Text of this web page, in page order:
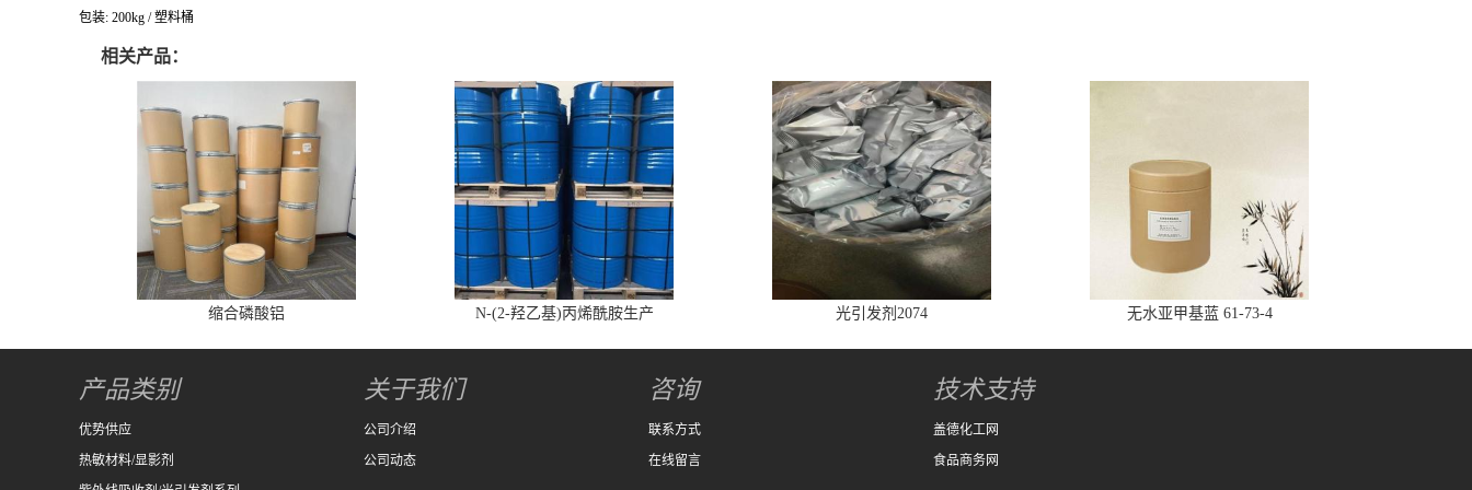
包装: 200kg / 塑料桶
相关产品：
缩合磷酸铝 N-(2-羟乙基)丙烯酰胺生产 光引发剂2074 无水亚甲基蓝 61-73-4
产品类别
优势供应
热敏材料/显影剂
关于我们
公司介绍
公司动态
咨询
联系方式
在线留言
技术支持
盖德化工网
食品商务网